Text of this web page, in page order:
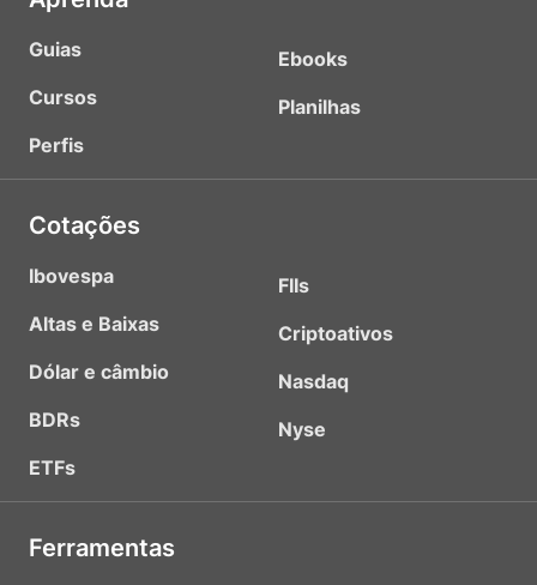
Guias
Cursos
Perfis
Ebooks
Planilhas
Cotações
Ibovespa
Altas e Baixas
Dólar e câmbio
BDRs
ETFs
FIIs
Criptoativos
Nasdaq
Nyse
Ferramentas